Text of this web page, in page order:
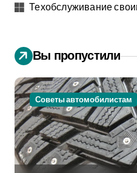
Техобслуживание
Вы пропустили
Советы автомобилистам